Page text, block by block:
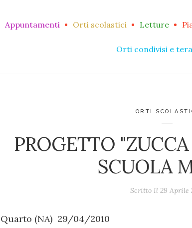
Appuntamenti Orti scolastici Letture
Orti condivisi e
ORTI
PROGETTO
SCUOLA
Scritto Il 29 Aprile
Quarto (NA) 29/04/2010